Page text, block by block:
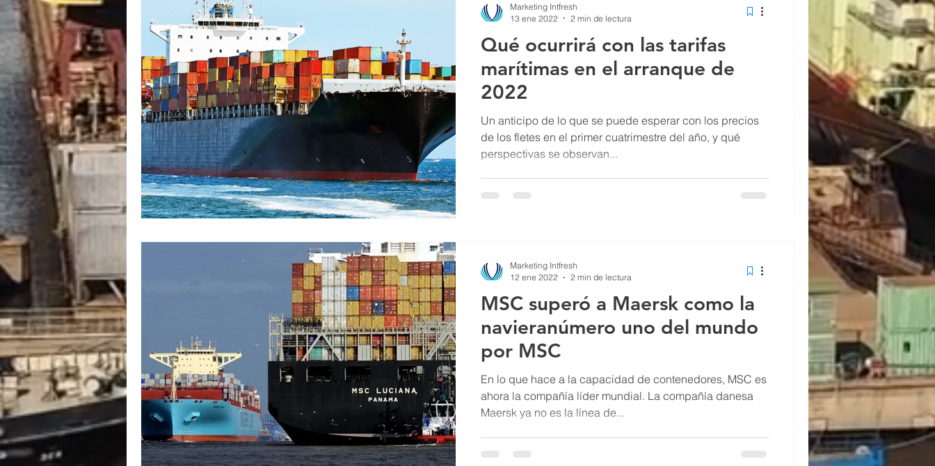
Qué ocurrirá con las tarifas
marítimas en el arranque de
2022
Un anticipo de lo que se puede esperar con los precios
de los fletes en el primer cuatrimestre del año, y qué
perspectivas se observan...
Marketing Intfresh
13 ene 2022
2 min de lectura
MSC superó a Maersk como la
navieranúmero uno del mundo
por MSC
En lo que hace a la capacidad de contenedores, MSC es
ahora la compañía líder mundial. La compañía danesa
Maersk ya no es la línea de...
Marketing Intfresh
12 ene 2022
2 min de lectura